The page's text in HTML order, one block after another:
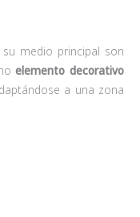
medio principal son
elemento decorativo
a una zona